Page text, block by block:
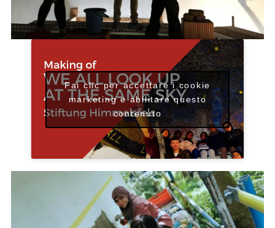
Fai clic per accettare i cookie
marketing e abilitare questo
contenuto